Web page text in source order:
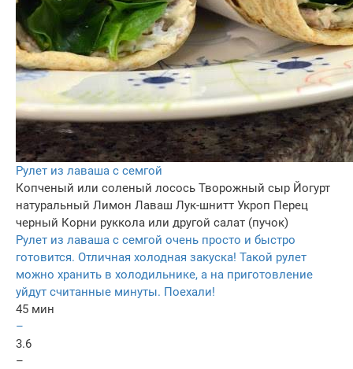
Рулет из лаваша с семгой
Копченый или соленый лосось Творожный сыр Йогурт
натуральный Лимон Лаваш Лук-шнитт Укроп Перец
черный Корни руккола или другой салат (пучок)
Рулет из лаваша с семгой очень просто и быстро
готовится. Отличная холодная закуска! Такой рулет
можно хранить в холодильнике, а на приготовление
уйдут считанные минуты. Поехали!
45 мин
–
3.6
–